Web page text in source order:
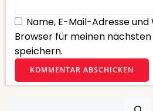
Name, E-Mail-Adresse
Browser für meinen
speichern.